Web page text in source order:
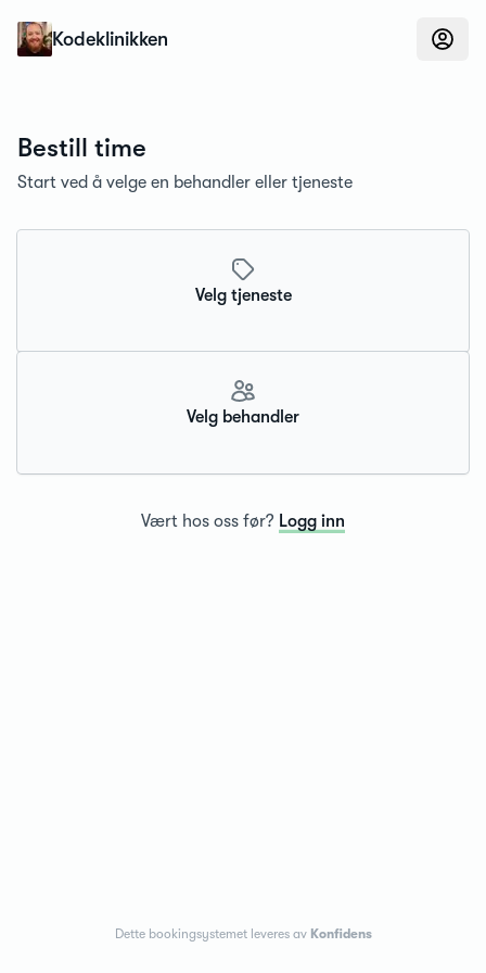
Kodeklinikken
Bestill time
Start ved å velge en behandler eller tjeneste
Velg tjeneste
Velg behandler
Vært hos oss før? Logg inn
Dette bookingsystemet leveres av Konfidens